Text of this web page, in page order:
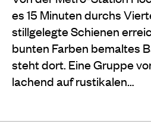
es 15 Minuten durchs
stillgelegte Schienen
bunten Farben bemaltes
steht dort. Eine Gruppe
lachend auf rustikalen…